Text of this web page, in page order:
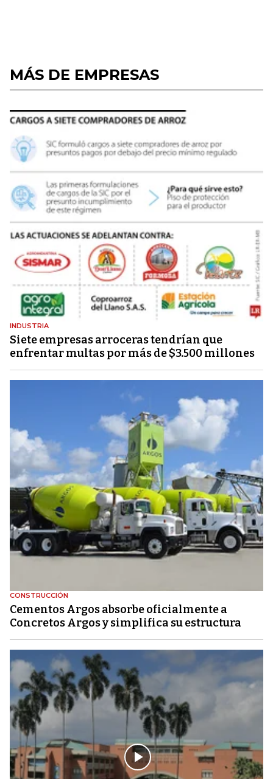
MÁS DE EMPRESAS
INDUSTRIA
Siete empresas arroceras tendrían que
enfrentar multas por más de $3.500 millones
CONSTRUCCIÓN
Cementos Argos absorbe oficialmente a
Concretos Argos y simplifica su estructura